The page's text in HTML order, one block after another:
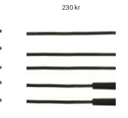
230 kr